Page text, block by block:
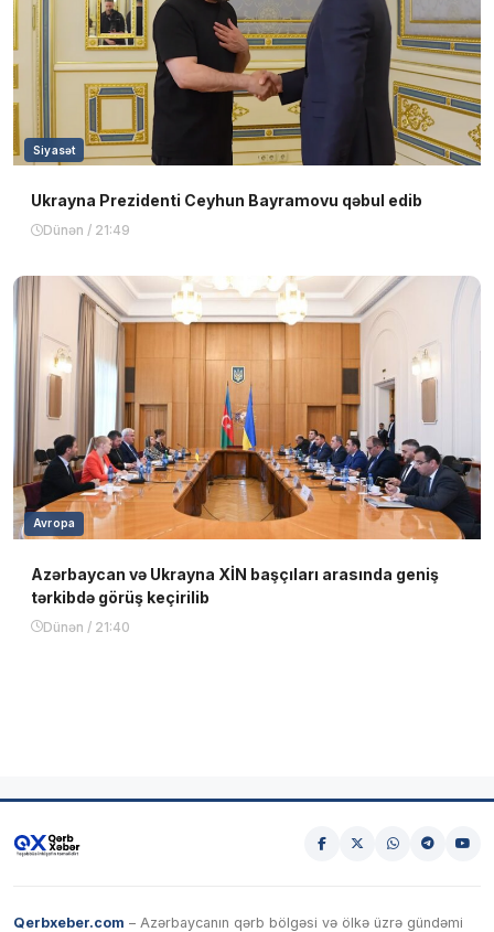
Siyasət
Ukrayna Prezidenti Ceyhun Bayramovu qəbul edib
Dünən / 21:49
Avropa
Azərbaycan və Ukrayna XİN başçıları arasında geniş
tərkibdə görüş keçirilib
Dünən / 21:40
Qerbxeber.com – Azərbaycanın qərb bölgəsi və ölkə üzrə gündəmi